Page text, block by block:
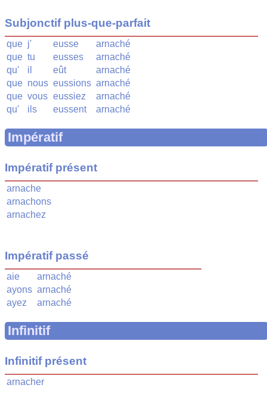
Subjonctif plus-que-parfait
que j' eusse
arnaché
que tu eusses
arnaché
qu'
il eût
arnaché
que nous eussions arnaché
que vous eussiez
arnaché
qu'
ils eussent arnaché
Impératif
Impératif présent
arnache
arnachons
arnachez
Impératif passé
aie
arnaché
ayons arnaché
ayez
arnaché
Infinitif
Infinitif présent
arnacher